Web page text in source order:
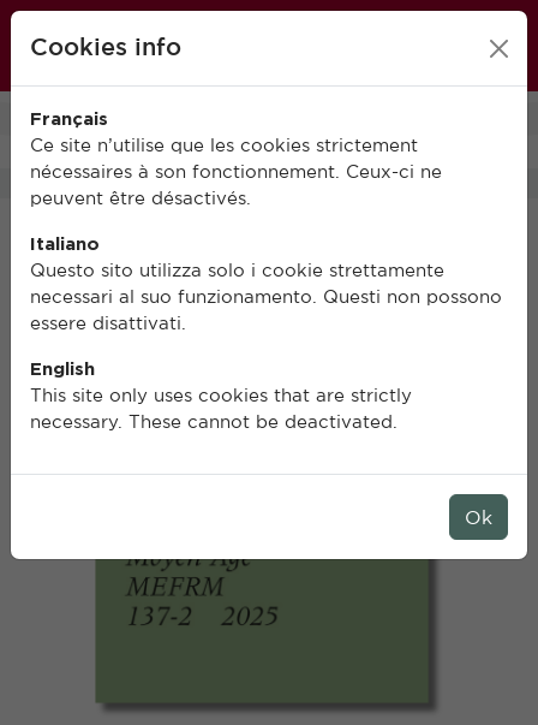
Cookies info
Français
Ce site n’utilise que les cookies strictement
nécessaires à son fonctionnement. Ceux-ci ne
peuvent être désactivés.
Italiano
Questo sito utilizza solo i cookie strettamente
necessari al suo funzionamento. Questi non possono
essere disattivati.
English
This site only uses cookies that are strictly
necessary. These cannot be deactivated.
Ok